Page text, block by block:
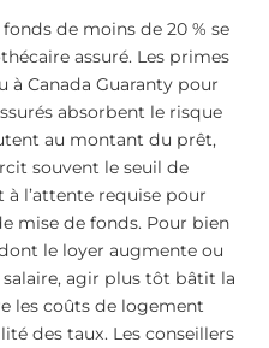
de moins de 20 % se
assuré. Les primes
à Canada Guaranty pour
absorbent le risque
au montant du prêt,
souvent le seuil de
l’attente requise pour
mise de fonds. Pour bien
le loyer augmente ou
agir plus tôt bâtit la
les coûts de logement
des taux. Les conseillers